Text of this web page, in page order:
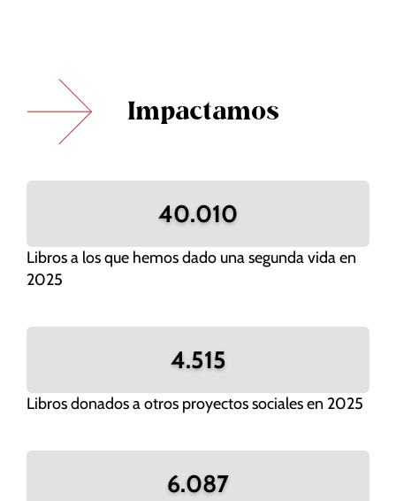
Impactamos
40.010
Libros a los que hemos dado una segunda vida en
2025
4.515
Libros donados a otros proyectos sociales en 2025
6.087